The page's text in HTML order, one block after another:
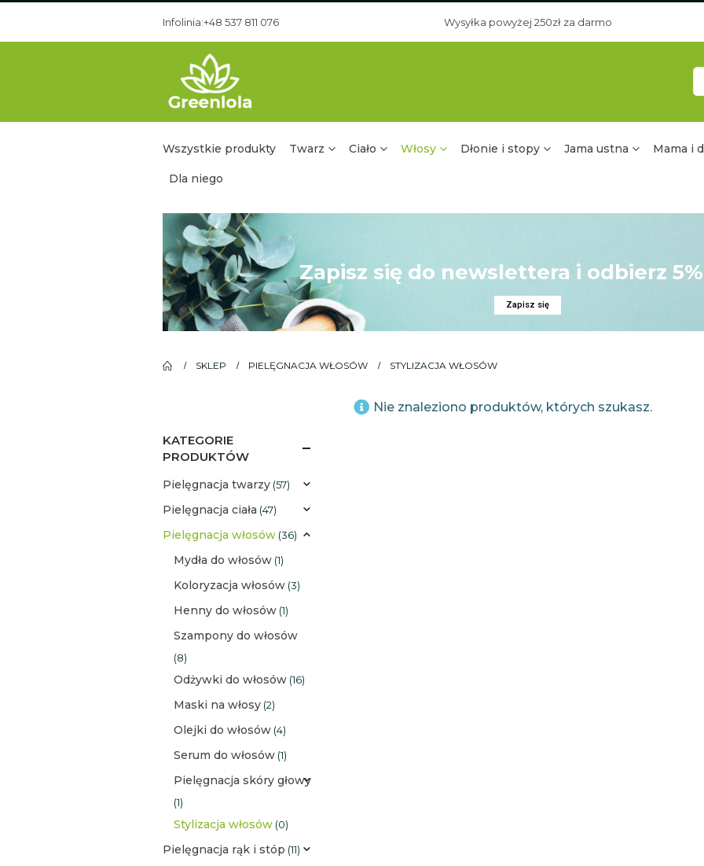
Infolinia:+48 537 811 076 Wysyłka powyżej 250zł za darmo
Wszystkie produkty Twarz Ciało Włosy Dłonie i stopy Jama ustna Mama i
Dla niego
Zapisz się do newslettera i odbierz
Zapisz się
SKLEP PIELĘGNACJA WŁOSÓW STYLIZACJA WŁOSÓW
Nie znaleziono produktów, których szukasz.
KATEGORIE
PRODUKTÓW
Pielęgnacja twarzy (57)
Pielęgnacja ciała (47)
Pielęgnacja włosów (36)
Mydła do włosów (1)
Koloryzacja włosów (3)
Henny do włosów (1)
Szampony do włosów
(8)
Odżywki do włosów (16)
Maski na włosy (2)
Olejki do włosów (4)
Serum do włosów (1)
Pielęgnacja skóry głowy
(1)
Stylizacja włosów (0)
Pielęgnacja rąk i stóp (11)